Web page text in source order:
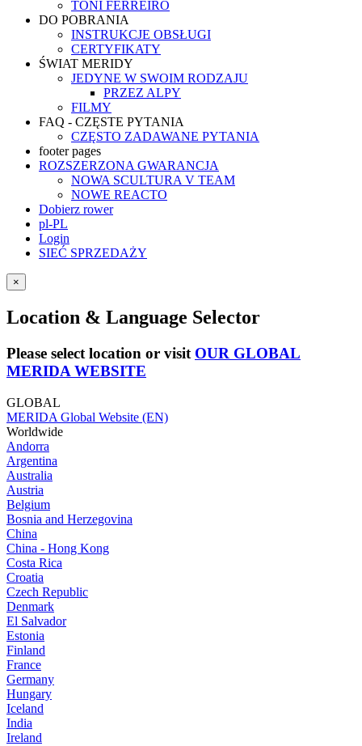
TONI FERREIRO
DO POBRANIA
INSTRUKCJE OBSŁUGI
CERTYFIKATY
ŚWIAT MERIDY
JEDYNE W SWOIM RODZAJU
PRZEZ ALPY
FILMY
FAQ - CZĘSTE PYTANIA
CZĘSTO ZADAWANE PYTANIA
footer pages
ROZSZERZONA GWARANCJA
NOWA SCULTURA V TEAM
NOWE REACTO
Dobierz rower
pl-PL
Login
SIEĆ SPRZEDAŻY
×
Location & Language Selector
Please select location or visit OUR GLOBAL
MERIDA WEBSITE
GLOBAL
MERIDA Global Website (EN)
Worldwide
Andorra
Argentina
Australia
Austria
Belgium
Bosnia and Herzegovina
China
China - Hong Kong
Costa Rica
Croatia
Czech Republic
Denmark
El Salvador
Estonia
Finland
France
Germany
Hungary
Iceland
India
Ireland